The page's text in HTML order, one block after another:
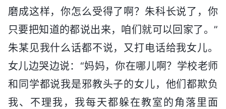
磨成这样，你怎么受得了啊？朱科长说了，你
只要把知道的都说出来，咱们就可以回家了。”
朱某见我什么话都不说，又打电话给我女儿。
女儿边哭边说：“妈妈，你在哪儿啊？学校老师
和同学都说我是邪教头子的女儿，他们都欺负
我、不理我，我每天都躲在教室的角落里面